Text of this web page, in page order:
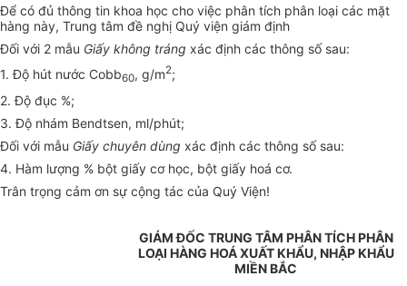
Để có đủ thông tin khoa học cho việc phân tích phân loại các mặt
hàng này, Trung tâm đề nghị Quý viện giám định
Đối với 2 mẫu Giấy không tráng xác định các thông số sau:
1. Độ hút nước Cobb60, g/m2;
2. Độ đục %;
3. Độ nhám Bendtsen, ml/phút;
Đối với mẫu Giấy chuyên dùng xác định các thông số sau:
4. Hàm lượng % bột giấy cơ học, bột giấy hoá cơ.
Trân trọng cảm ơn sự cộng tác của Quý Viện!
GIÁM ĐỐC TRUNG TÂM PHÂN TÍCH PHÂN
LOẠI HÀNG HOÁ XUẤT KHẨU, NHẬP KHẨU
MIỀN BẮC